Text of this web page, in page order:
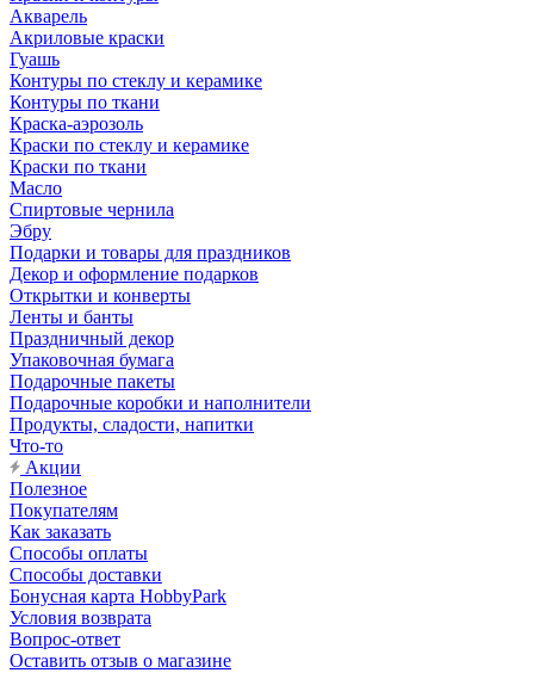
Акварель
Акриловые краски
Гуашь
Контуры по стеклу и керамике
Контуры по ткани
Краска-аэрозоль
Краски по стеклу и керамике
Краски по ткани
Масло
Спиртовые чернила
Эбру
Подарки и товары для праздников
Декор и оформление подарков
Открытки и конверты
Ленты и банты
Праздничный декор
Упаковочная бумага
Подарочные пакеты
Подарочные коробки и наполнители
Продукты, сладости, напитки
Что-то
Акции
Полезное
Покупателям
Как заказать
Способы оплаты
Способы доставки
Бонусная карта HobbyPark
Условия возврата
Вопрос-ответ
Оставить отзыв о магазине